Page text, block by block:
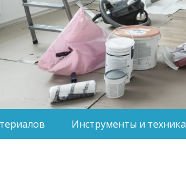
Инструменты и техника